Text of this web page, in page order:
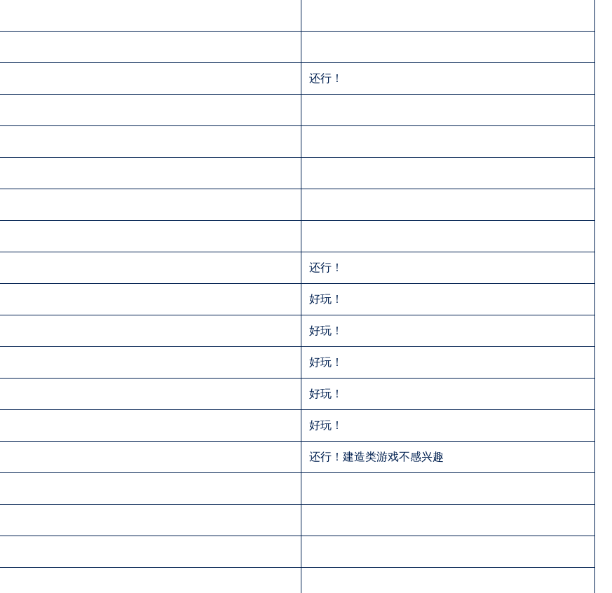
还行！
还行！
好玩！
好玩！
好玩！
好玩！
好玩！
还行！建造类游戏不感兴趣